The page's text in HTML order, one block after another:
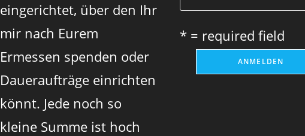
eingerichtet, über den Ihr
mir nach Eurem
Ermessen spenden oder
Daueraufträge einrichten
könnt. Jede noch so
kleine Summe ist hoch
* = required field